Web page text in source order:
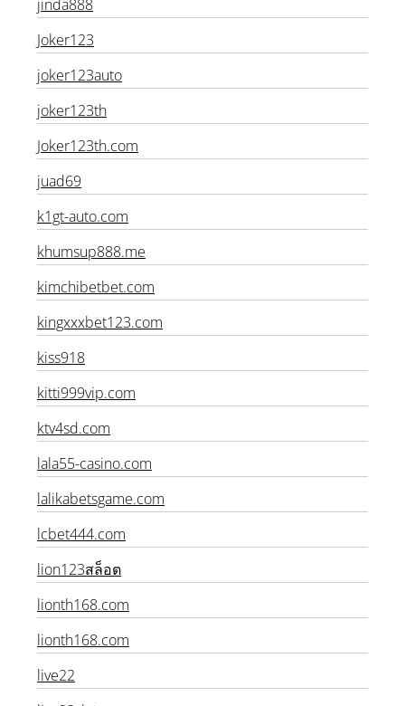
jinda888
Joker123
joker123auto
joker123th
Joker123th.com
juad69
k1gt-auto.com
khumsup888.me
kimchibetbet.com
kingxxxbet123.com
kiss918
kitti999vip.com
ktv4sd.com
lala55-casino.com
lalikabetsgame.com
lcbet444.com
lion123สล็อต
lionth168.com
lionth168.com
live22